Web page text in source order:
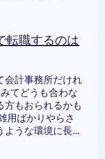
転職するのは
会計事務所だけれ
てどうも合わな
もおられるかも
用ばかりやらさ
ような環境に長...